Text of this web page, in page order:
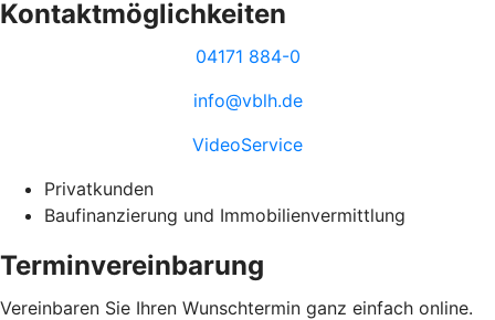
Kontaktmöglichkeiten
04171 884-0
info@vblh.de
VideoService
Privatkunden
Baufinanzierung und Immobilienvermittlung
Terminvereinbarung
Vereinbaren Sie Ihren Wunschtermin ganz einfach online.